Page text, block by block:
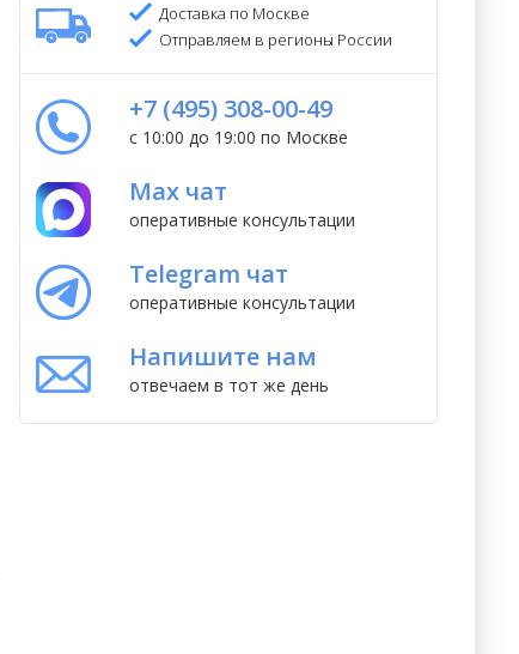
Доставка по Москве
Отправляем в регионы России
+7 (495) 308-00-49
с 10:00 до 19:00 по Москве
Max чат
оперативные консультации
Telegram чат
оперативные консультации
Напишите нам
отвечаем в тот же день